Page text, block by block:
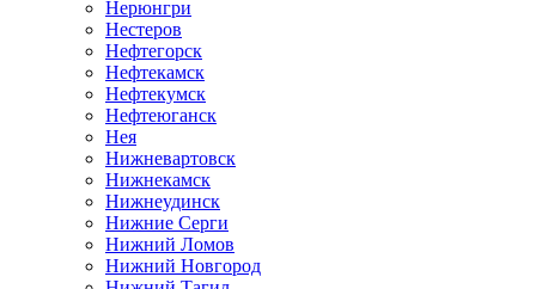
Нерюнгри
Нестеров
Нефтегорск
Нефтекамск
Нефтекумск
Нефтеюганск
Нея
Нижневартовск
Нижнекамск
Нижнеудинск
Нижние Серги
Нижний Ломов
Нижний Новгород